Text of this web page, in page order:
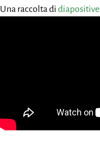
Una raccolta di diapositive